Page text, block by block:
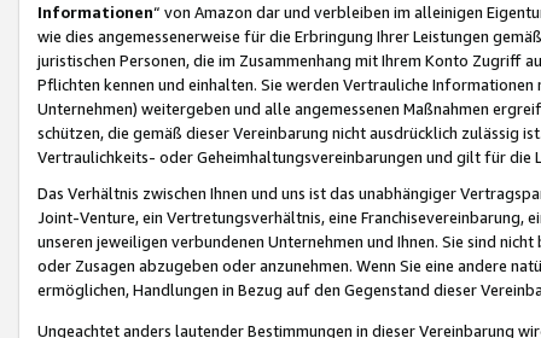
Informationen“ von Amazon dar und verbleiben im alleinigen
wie dies angemessenerweise für die Erbringung Ihrer Leistungen
juristischen Personen, die im Zusammenhang mit Ihrem Konto
Pflichten kennen und einhalten. Sie werden Vertrauliche
Unternehmen) weitergeben und alle angemessenen Maßnahmen
schützen, die gemäß dieser Vereinbarung nicht ausdrücklich zulässig
Vertraulichkeits- oder Geheimhaltungsvereinbarungen und gilt für die
Das Verhältnis zwischen Ihnen und uns ist das unabhängiger
Joint-Venture, ein Vertretungsverhältnis, eine Franchisevereinbarung,
unseren jeweiligen verbundenen Unternehmen und Ihnen. Sie sind
oder Zusagen abzugeben oder anzunehmen. Wenn Sie eine andere
ermöglichen, Handlungen in Bezug auf den Gegenstand dieser
Ungeachtet anders lautender Bestimmungen in dieser Vereinbarung